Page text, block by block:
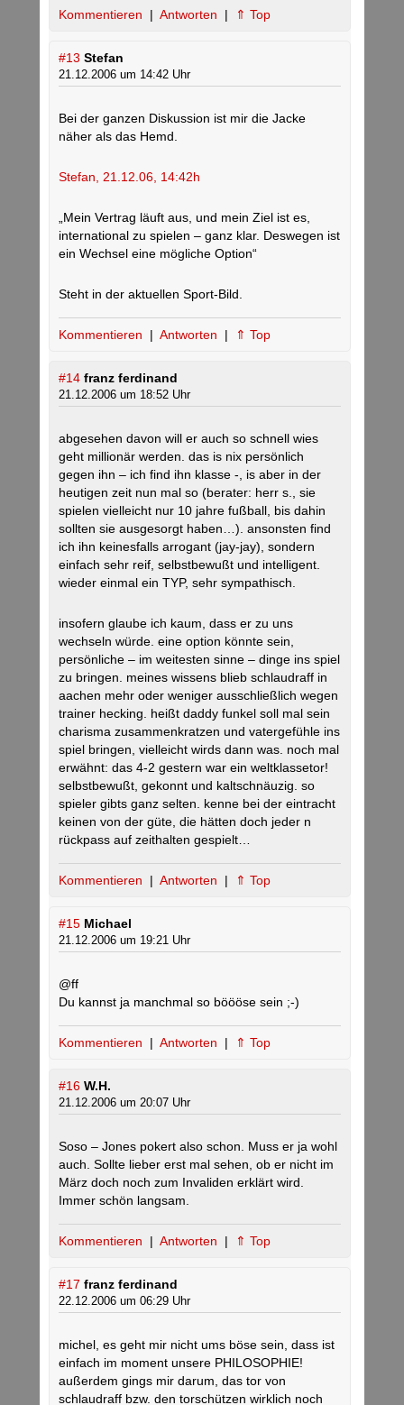
Kommentieren | Antworten | ⇑ Top
#13 Stefan
21.12.2006 um 14:42 Uhr
Bei der ganzen Diskussion ist mir die Jacke
näher als das Hemd.
Stefan, 21.12.06, 14:42h
„Mein Vertrag läuft aus, und mein Ziel ist es,
international zu spielen – ganz klar. Deswegen ist
ein Wechsel eine mögliche Option“
Steht in der aktuellen Sport-Bild.
Kommentieren | Antworten | ⇑ Top
#14 franz ferdinand
21.12.2006 um 18:52 Uhr
abgesehen davon will er auch so schnell wies
geht millionär werden. das is nix persönlich
gegen ihn – ich find ihn klasse -, is aber in der
heutigen zeit nun mal so (berater: herr s., sie
spielen vielleicht nur 10 jahre fußball, bis dahin
sollten sie ausgesorgt haben…). ansonsten find
ich ihn keinesfalls arrogant (jay-jay), sondern
einfach sehr reif, selbstbewußt und intelligent.
wieder einmal ein TYP, sehr sympathisch.
insofern glaube ich kaum, dass er zu uns
wechseln würde. eine option könnte sein,
persönliche – im weitesten sinne – dinge ins spiel
zu bringen. meines wissens blieb schlaudraff in
aachen mehr oder weniger ausschließlich wegen
trainer hecking. heißt daddy funkel soll mal sein
charisma zusammenkratzen und vatergefühle ins
spiel bringen, vielleicht wirds dann was. noch mal
erwähnt: das 4-2 gestern war ein weltklassetor!
selbstbewußt, gekonnt und kaltschnäuzig. so
spieler gibts ganz selten. kenne bei der eintracht
keinen von der güte, die hätten doch jeder n
rückpass auf zeithalten gespielt…
Kommentieren | Antworten | ⇑ Top
#15 Michael
21.12.2006 um 19:21 Uhr
@ff
Du kannst ja manchmal so böööse sein ;-)
Kommentieren | Antworten | ⇑ Top
#16 W.H.
21.12.2006 um 20:07 Uhr
Soso – Jones pokert also schon. Muss er ja wohl
auch. Sollte lieber erst mal sehen, ob er nicht im
März doch noch zum Invaliden erklärt wird.
Immer schön langsam.
Kommentieren | Antworten | ⇑ Top
#17 franz ferdinand
22.12.2006 um 06:29 Uhr
michel, es geht mir nicht ums böse sein, dass ist
einfach im moment unsere PHILOSOPHIE!
außerdem gings mir darum, das tor von
schlaudraff bzw. den torschützen wirklich noch